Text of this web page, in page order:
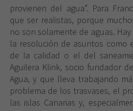
provienen del agua”. Para
que ser realistas, porque
no son solamente de aguas.
la resolución de asuntos como
de la calidad o el del
Aguilera Klink, socio fundador
Agua, y que lleva trabajando
problema de los trasvases, el
las islas Canarias y,